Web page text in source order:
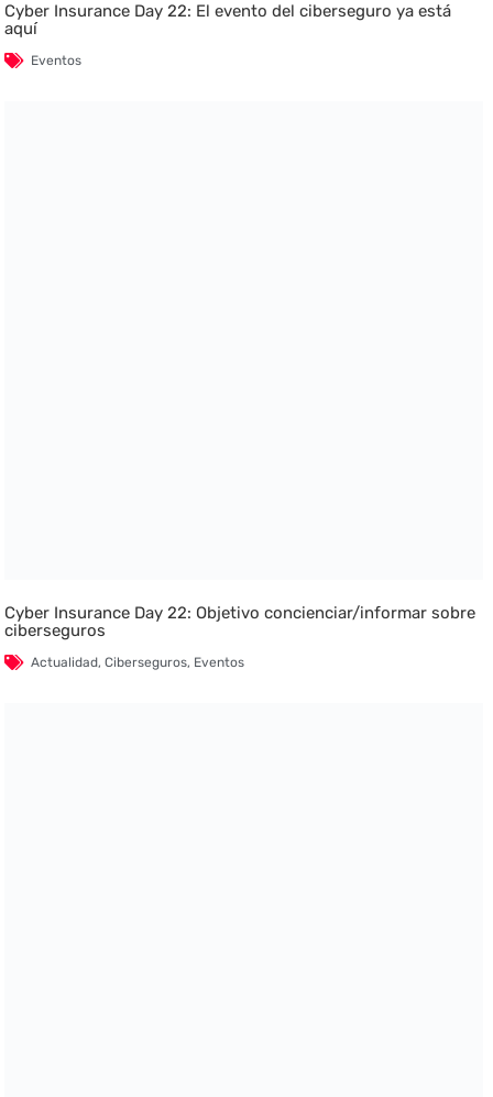
Cyber Insurance Day 22: El evento del ciberseguro ya está
aquí
Eventos
Cyber Insurance Day 22: Objetivo concienciar/informar sobre
ciberseguros
Actualidad,Ciberseguros, Eventos